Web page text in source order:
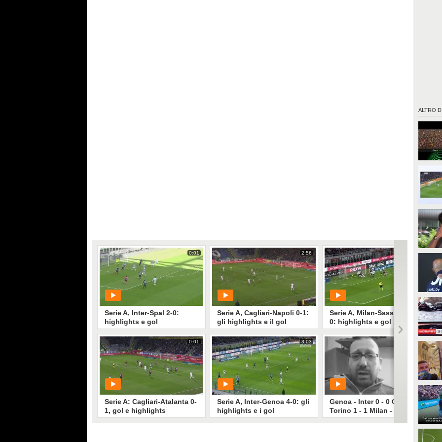
ALTRO DI
0:01
Serie A, Inter-Spal 2-0:
highlights e gol
PLAY
769 Mediaset
0:01
Serie A: Cagliari-Atalanta 0-
1, gol e highlights
2:56
Serie A, Cagliari-Napoli 0-1:
gli highlights e il gol
PLAY
66• di Mediaset
3:03
Serie A, Inter-Genoa 4-0: gli
highlights e i gol
0:01
Serie A, Milan-Sassuolo 1-
0: highlights e gol
PLAY
1010 • diMediaset
20:13
Genoa - Inter 0 - 0 Chievo -
Torino 1 - 1 Milan - Roma 0
- 0 Calcio Serie A -